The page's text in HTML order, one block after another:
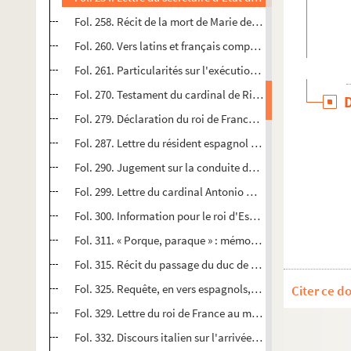
Fol. 258. Récit de la mort de Marie de Médicis et procès-
Fol. 260. Vers latins et français composés sur la mort de
Fol. 261. Particularités sur l'exécution à mort de Cinq-
Fol. 270. Testament du cardinal de Richelieu
Fol. 279. Déclaration du roi de France Louis XIII contre
Fol. 287. Lettre du résident espagnol à Liège sur un
Fol. 290. Jugement sur la conduite des Catalans envers
Fol. 299. Lettre du cardinal Antonio Barberini au cardinal
Fol. 300. Information pour le roi d'Espagne, Philippe IV,
Fol. 311. « Porque, paraque » : mémoire imprimé
Fol. 315. Récit du passage du duc de Parme par le duché
Fol. 325. Requête, en vers espagnols, sur les charges du
Fol. 329. Lettre du roi de France au marquis de Saint-
Fol. 332. Discours italien sur l'arrivée à Rome de Nicolas
Citer ce